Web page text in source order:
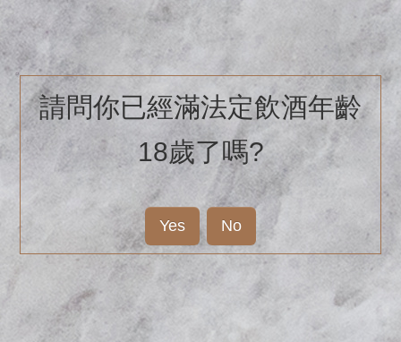
請問你已經滿法定飲酒年齡
18歲了嗎?
Yes No